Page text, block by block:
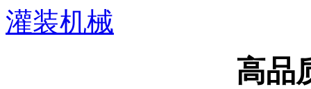
灌装机械
高品